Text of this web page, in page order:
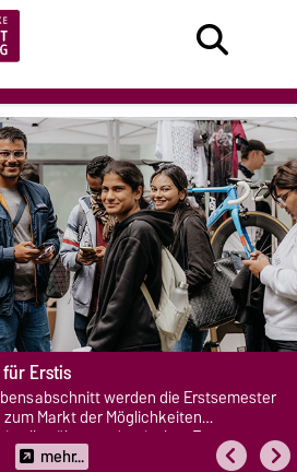
Erstis
werden die Erstsemester
Markt der Möglichkeiten
alles über studentisches Engagement.
mehr...